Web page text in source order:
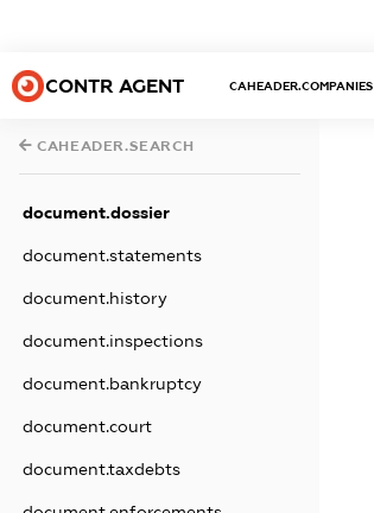
CONTR AGENT CAHEADER.COMPANIES
CAHEADER.SEARCH
document.dossier
document.statements
document.history
document.inspections
document.bankruptcy
document.court
document.taxdebts